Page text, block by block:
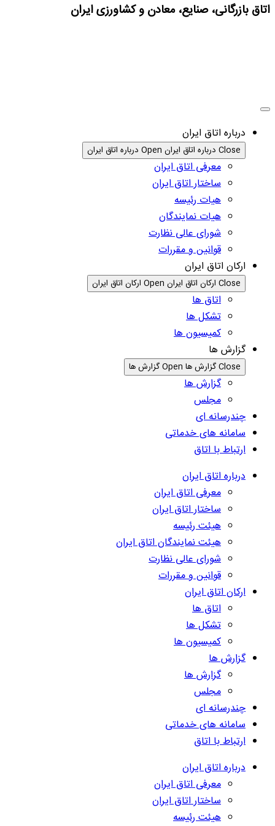
اتاق بازرگانی، صنایع، معادن و کشاورزی ایران
درباره اتاق ایران
Close درباره اتاق ایران Open درباره اتاق ایران
معرفی اتاق ایران
ساختار اتاق ایران
هیات رئیسه
هیات نمایندگان
شورای عالی نظارت
قوانین و مقررات
ارکان اتاق ایران
Close ارکان اتاق ایران Open ارکان اتاق ایران
اتاق ها
تشکل ها
کمیسیون ها
گزارش ها
Close گزارش ها Open گزارش ها
گزارش ها
مجلس
چندرسانه ای
سامانه های خدماتی
ارتباط با اتاق
درباره اتاق ایران
معرفی اتاق ایران
ساختار اتاق ایران
هیئت رئیسه
هیئت نمایندگان اتاق ایران
شورای عالی نظارت
قوانین و مقررات
ارکان اتاق ایران
اتاق ها
تشکل ها
کمیسیون ها
گزارش ها
گزارش ها
مجلس
چندرسانه ای
سامانه های خدماتی
ارتباط با اتاق
درباره اتاق ایران
معرفی اتاق ایران
ساختار اتاق ایران
هیئت رئیسه